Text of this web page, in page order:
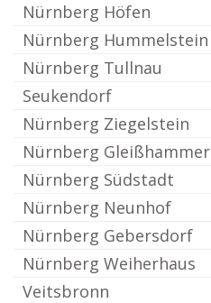
Nürnberg Höfen
Nürnberg Hummelstein
Nürnberg Tullnau
Seukendorf
Nürnberg Ziegelstein
Nürnberg Gleißhammer
Nürnberg Südstadt
Nürnberg Neunhof
Nürnberg Gebersdorf
Nürnberg Weiherhaus
Veitsbronn